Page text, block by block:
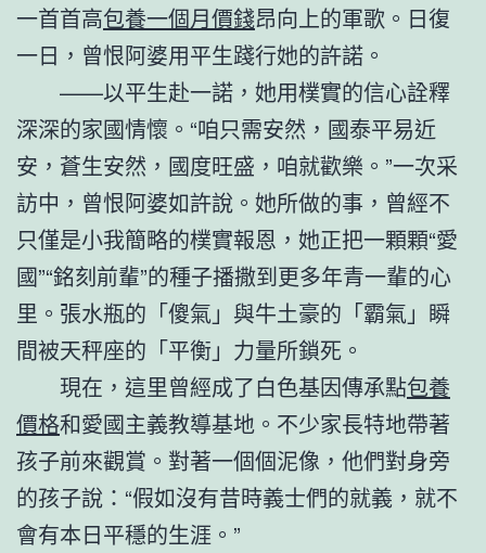
一首首高包養一個月價錢昂向上的軍歌。日復
一日，曾恨阿婆用平生踐行她的許諾。
——以平生赴一諾，她用樸實的信心詮釋
深深的家國情懷。“咱只需安然，國泰平易近
安，蒼生安然，國度旺盛，咱就歡樂。”一次采
訪中，曾恨阿婆如許說。她所做的事，曾經不
只僅是小我簡略的樸實報恩，她正把一顆顆“愛
國”“銘刻前輩”的種子播撒到更多年青一輩的心
里。張水瓶的「傻氣」與牛土豪的「霸氣」瞬
間被天秤座的「平衡」力量所鎖死。
現在，這里曾經成了白色基因傳承點包養
價格和愛國主義教導基地。不少家長特地帶著
孩子前來觀賞。對著一個個泥像，他們對身旁
的孩子說：“假如沒有昔時義士們的就義，就不
會有本日平穩的生涯。”